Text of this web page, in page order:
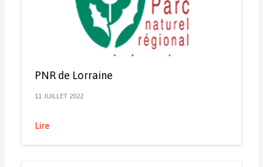
PNR de Lorraine
11 JUILLET 2022
Lire